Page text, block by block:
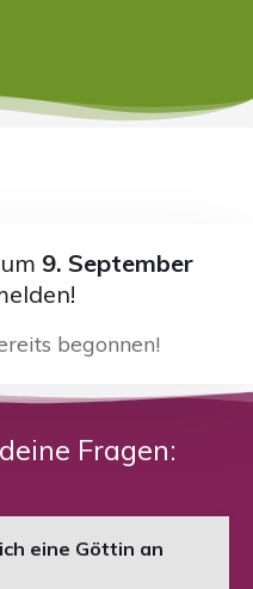
9. September
begonnen!
Fragen:
eine Göttin an